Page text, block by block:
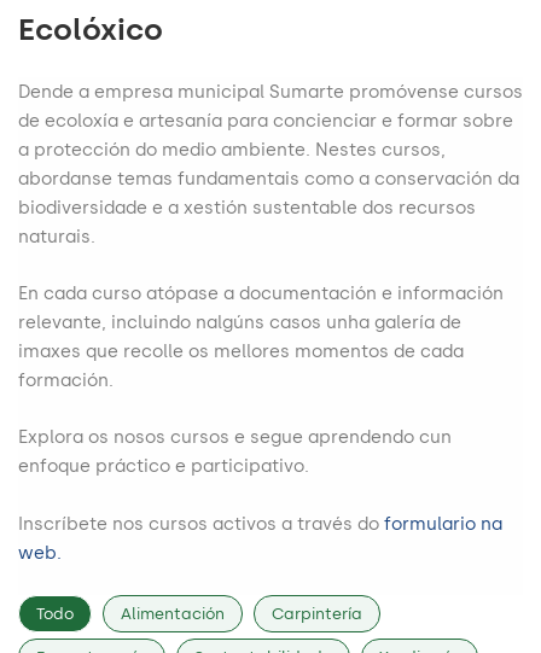
Ecolóxico
Dende a empresa municipal Sumarte promóvense cursos
de ecoloxía e artesanía para concienciar e formar sobre
a protección do medio ambiente. Nestes cursos,
abordanse temas fundamentais como a conservación da
biodiversidade e a xestión sustentable dos recursos
naturais.
En cada curso atópase a documentación e información
relevante, incluindo nalgúns casos unha galería de
imaxes que recolle os mellores momentos de cada
formación.
Explora os nosos cursos e segue aprendendo cun
enfoque práctico e participativo.
Inscríbete nos cursos activos a través do formulario na
web.
Todo Alimentación Carpintería